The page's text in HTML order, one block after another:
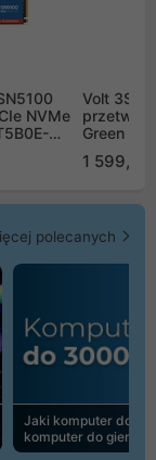
NVMe
Volt
Green
1 599,00
polecanych
Jaki komputer do
komputer do gier |